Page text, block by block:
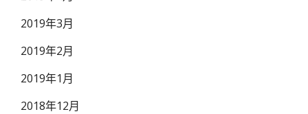
2019年3月
2019年2月
2019年1月
2018年12月